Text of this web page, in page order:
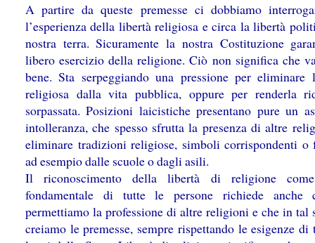
A partire da queste premesse ci dobbiamo
l’esperienza della libertà religiosa e circa la libertà
nostra terra. Sicuramente la nostra Costituzione
libero esercizio della religione. Ciò non significa che
bene. Sta serpeggiando una pressione per eliminare
religiosa dalla vita pubblica, oppure per renderla
sorpassata. Posizioni laicistiche presentano pure un
intolleranza, che spesso sfrutta la presenza di altre
eliminare tradizioni religiose, simboli corrispondenti o
ad esempio dalle scuole o dagli asili.
Il riconoscimento della libertà di religione
fondamentale di tutte le persone richiede anche
permettiamo la professione di altre religioni e che in tal
creiamo le premesse, sempre rispettando le esigenze